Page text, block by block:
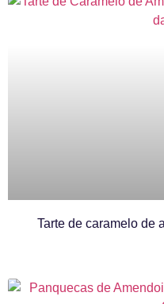
Tarte de caramelo de